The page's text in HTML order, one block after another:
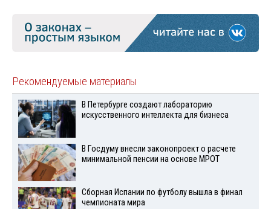
Рекомендуемые материалы
В Петербурге создают лабораторию
искусственного интеллекта для бизнеса
В Госдуму внесли законопроект о расчете
минимальной пенсии на основе МРОТ
Сборная Испании по футболу вышла в финал
чемпионата мира